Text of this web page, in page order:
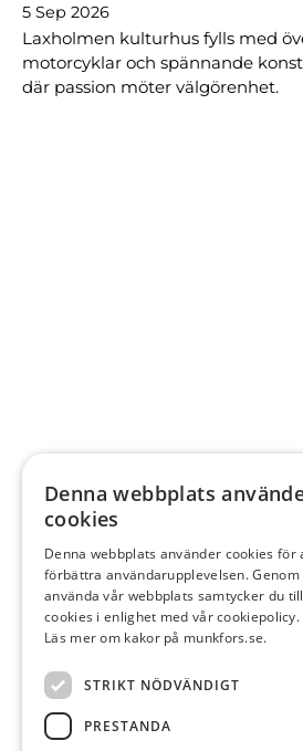
5 Sep 2026
Laxholmen kulturhus fylls med
motorcyklar och spännande
där passion möter välgörenhet.
Denna webbplats
cookies
Denna webbplats använder cookies för
förbättra användarupplevelsen.
använda vår webbplats samtycker du
cookies i enlighet med vår cookiepolicy.
Läs mer om kakor på munkfors.se.
STRIKT NÖDVÄNDIGT
PRESTANDA